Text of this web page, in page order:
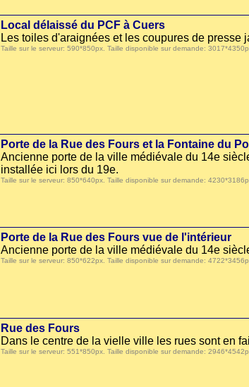
Local délaissé du PCF à Cuers
Les toiles d'araignées et les coupures de presse
Taille sur le serveur: 590*850px. Taille disponible sur demande:
Porte de la Rue des Fours et la Fontaine du
Ancienne porte de la ville médiévale du 14e
installée ici lors du 19e.
Taille sur le serveur: 850*640px. Taille disponible sur demande:
Porte de la Rue des Fours vue de l'intérieur
Ancienne porte de la ville médiévale du 14e
Taille sur le serveur: 850*622px. Taille disponible sur demande:
Rue des Fours
Dans le centre de la vielle ville les rues sont en
Taille sur le serveur: 551*850px. Taille disponible sur demande: